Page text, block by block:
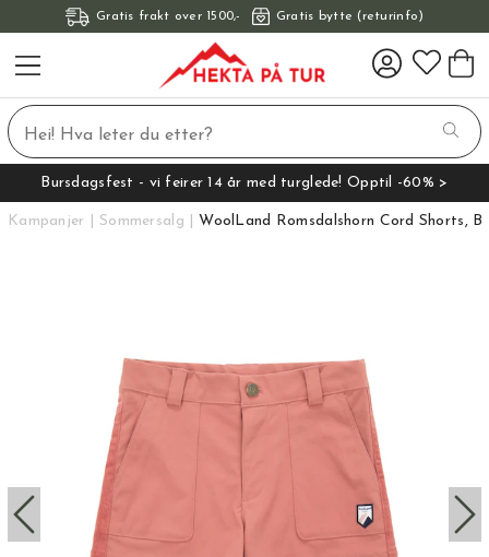
Gratis frakt over 1500,- Gratis bytte (returinfo)
Bursdagsfest - vi feirer 14 år med turglede! Opptil -60% >
Kampanjer Sommersalg WoolLand Romsdalshorn Cord Shorts,